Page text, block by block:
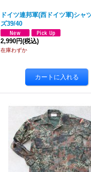
ドイツ連邦軍(西ドイツ軍)シャ
ズ39/40
2,990円(税込)
在庫わずか